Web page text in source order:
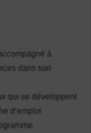
à
dans son
qui se développent
d’emploi